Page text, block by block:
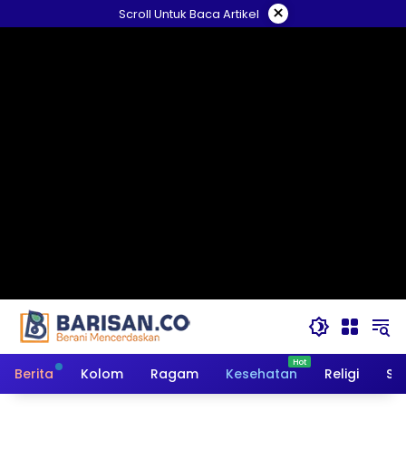
ke
Scroll Untuk Baca Artikel ×
Berita Kolom Ragam Kesehatan Religi